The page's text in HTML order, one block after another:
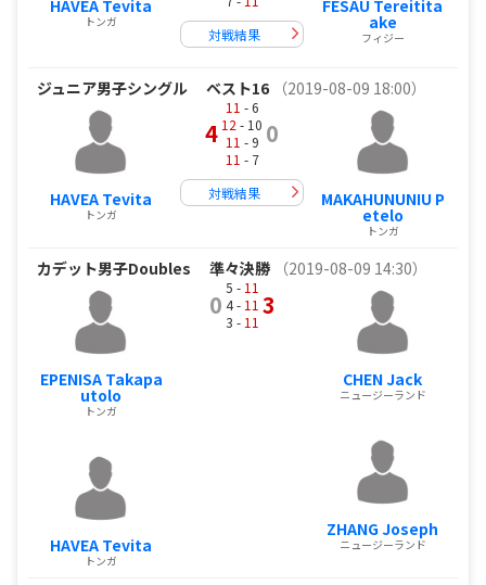
HAVEA Tevita
トンガ
対戦結果
FESAU Tereitita
ake
フィジー
ジュニア男子シングル ベスト16 （2019-08-09 18:00）
HAVEA Tevita
トンガ
4
11 - 6
12 - 10
11 - 9
11 - 7
0
対戦結果 MAKAHUNUNIU P
etelo
トンガ
カデット男子Doubles 準々決勝 （2019-08-09 14:30）
EPENISA Takapa
utolo
トンガ
HAVEA Tevita
トンガ
0
5 - 11
4 - 11
3 - 11
3
CHEN Jack
ニュージーランド
ZHANG Joseph
ニュージーランド